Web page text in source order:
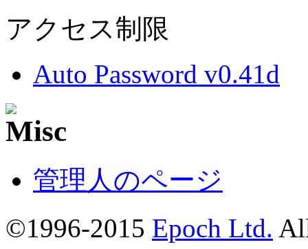
アクセス制限
Auto Password v0.41d
管理人のページ
©1996-2015 Epoch Ltd.